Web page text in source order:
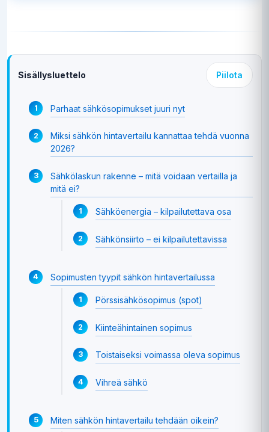
Sisällysluettelo Piilota
Parhaat sähkösopimukset juuri nyt
Miksi sähkön hintavertailu kannattaa tehdä vuonna
2026?
Sähkölaskun rakenne – mitä voidaan vertailla ja
mitä ei?
Sähköenergia – kilpailutettava osa
Sähkönsiirto – ei kilpailutettavissa
Sopimusten tyypit sähkön hintavertailussa
Pörssisähkösopimus (spot)
Kiinteähintainen sopimus
Toistaiseksi voimassa oleva sopimus
Vihreä sähkö
Miten sähkön hintavertailu tehdään oikein?